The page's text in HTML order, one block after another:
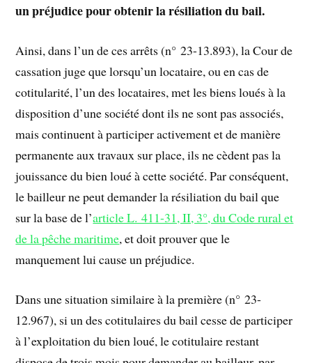
un préjudice pour obtenir la résiliation du bail.
Ainsi, dans l’un de ces arrêts (n° 23-13.893), la Cour de
cassation juge que lorsqu’un locataire, ou en cas de
cotitularité, l’un des locataires, met les biens loués à la
disposition d’une société dont ils ne sont pas associés,
mais continuent à participer activement et de manière
permanente aux travaux sur place, ils ne cèdent pas la
jouissance du bien loué à cette société. Par conséquent,
le bailleur ne peut demander la résiliation du bail que
sur la base de l’article L. 411-31, II, 3°, du Code rural et
de la pêche maritime, et doit prouver que le
manquement lui cause un préjudice.
Dans une situation similaire à la première (n° 23-
12.967), si un des cotitulaires du bail cesse de participer
à l’exploitation du bien loué, le cotitulaire restant